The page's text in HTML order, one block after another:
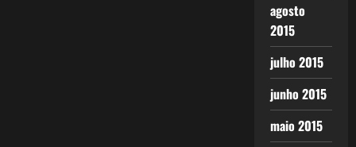
agosto
2015
julho 2015
junho 2015
maio 2015